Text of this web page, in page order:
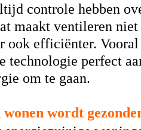
controle hebben
maakt ventileren niet
ook efficiënter.
technologie perfect
om te gaan.
wordt